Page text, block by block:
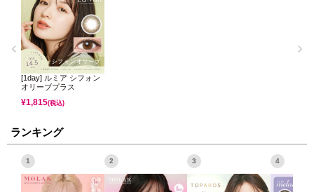
[1day] ルミア シフォン
オリーブプラス
¥1,815(税込)
ランキング
1 2 3 4